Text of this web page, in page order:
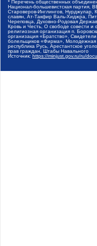
* Перечень общественных
Национал-большевистская партия,
Староверов-Инглингов,
славян, Ат-Такфир Валь-Хиджра,
Череповца, Духовно-Родовая
Кровь и Честь, О свободе совести
религиозная организация п.
организация «Братство»,
болельщиков «Фирма», Молодежная
республика Русь, Арестантское
прав граждан, Штабы Навального
Источник: https://minjust.gov.ru/ru/